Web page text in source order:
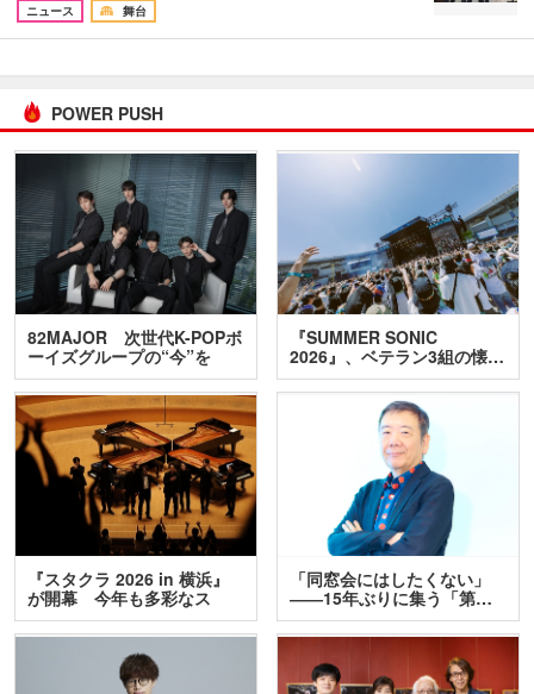
ニュース
舞台
POWER PUSH
82MAJOR 次世代K-POPボ
ーイズグループの“今”を
訊…
『SUMMER SONIC
2026』、ベテラン3組の懐…
『スタクラ 2026 in 横浜』
が開幕 今年も多彩なス
テ…
「同窓会にはしたくない」
――15年ぶりに集う「第…